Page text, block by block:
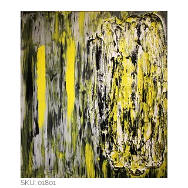
SKU: 01801